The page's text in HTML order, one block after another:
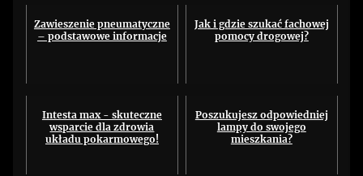
Zawieszenie pneumatyczne
– podstawowe informacje
Jak i gdzie szukać fachowej
pomocy drogowej?
Intesta max - skuteczne
wsparcie dla zdrowia
układu pokarmowego!
Poszukujesz odpowiedniej
lampy do swojego
mieszkania?